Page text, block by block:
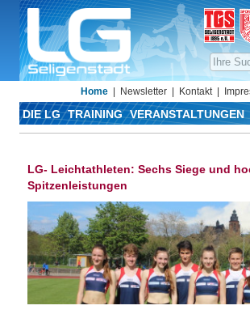
Home Newsletter Kontakt
DIE LG TRAINING VERANSTALTUNGEN
LG- Leichtathleten: Sechs Siege und
Spitzenleistungen